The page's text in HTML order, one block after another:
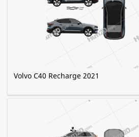
Volvo C40 Recharge 2021